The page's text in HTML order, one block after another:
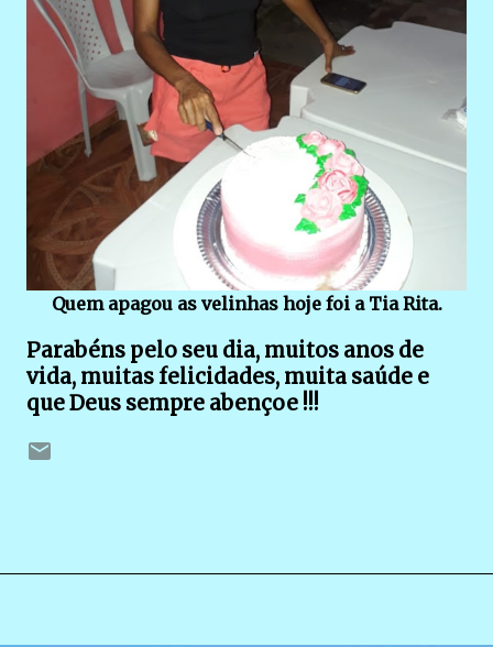
Quem apagou as velinhas hoje foi a Tia Rita.
Parabéns pelo seu dia, muitos anos de
vida, muitas felicidades, muita saúde e
que Deus sempre abençoe !!!